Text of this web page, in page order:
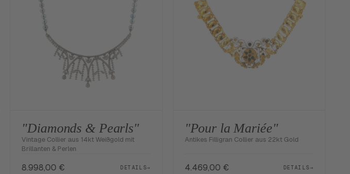
"Diamonds & Pearls"
Vintage Collier aus 14kt Weißgold mit
Brillanten & Perlen
8.998,00 € DETAILS→
"Pour la Mariée"
Antikes Filligran Collier aus 22kt Gold
4.469,00 € DETAILS→